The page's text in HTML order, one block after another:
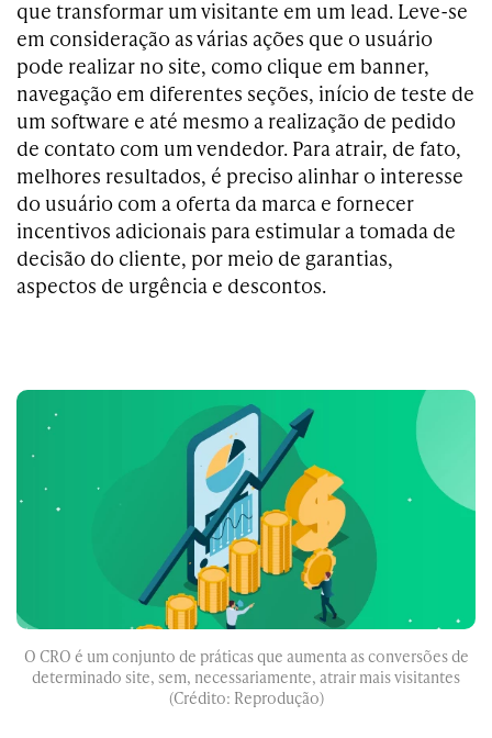
que transformar um visitante em um lead. Leve-se
em consideração as várias ações que o usuário
pode realizar no site, como clique em banner,
navegação em diferentes seções, início de teste de
um software e até mesmo a realização de pedido
de contato com um vendedor. Para atrair, de fato,
melhores resultados, é preciso alinhar o interesse
do usuário com a oferta da marca e fornecer
incentivos adicionais para estimular a tomada de
decisão do cliente, por meio de garantias,
aspectos de urgência e descontos.
O CRO é um conjunto de práticas que aumenta as conversões de
determinado site, sem, necessariamente, atrair mais visitantes
(Crédito: Reprodução)